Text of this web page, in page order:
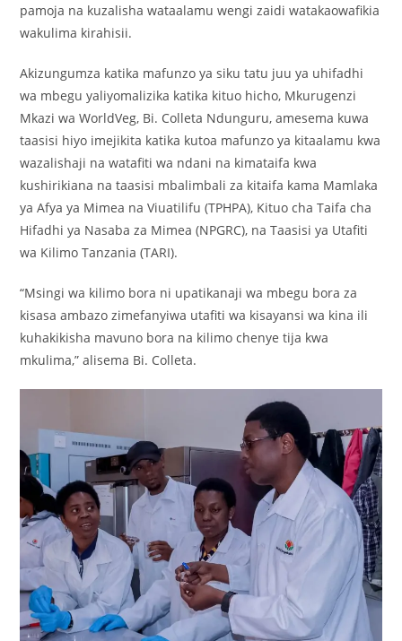
pamoja na kuzalisha wataalamu wengi zaidi watakaowafikia
wakulima kirahisii.
Akizungumza katika mafunzo ya siku tatu juu ya uhifadhi
wa mbegu yaliyomalizika katika kituo hicho, Mkurugenzi
Mkazi wa WorldVeg, Bi. Colleta Ndunguru, amesema kuwa
taasisi hiyo imejikita katika kutoa mafunzo ya kitaalamu kwa
wazalishaji na watafiti wa ndani na kimataifa kwa
kushirikiana na taasisi mbalimbali za kitaifa kama Mamlaka
ya Afya ya Mimea na Viuatilifu (TPHPA), Kituo cha Taifa cha
Hifadhi ya Nasaba za Mimea (NPGRC), na Taasisi ya Utafiti
wa Kilimo Tanzania (TARI).
“Msingi wa kilimo bora ni upatikanaji wa mbegu bora za
kisasa ambazo zimefanyiwa utafiti wa kisayansi wa kina ili
kuhakikisha mavuno bora na kilimo chenye tija kwa
mkulima,” alisema Bi. Colleta.